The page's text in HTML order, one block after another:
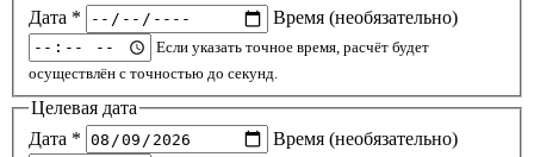
Дата *
Время (необязательно)
Если указать точное время, расчёт будет
осуществлён с точностью до секунд.
Целевая дата
Дата *
Время (необязательно)